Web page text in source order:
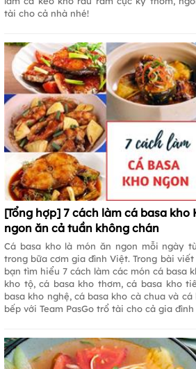
tài cho cả nhà nhé!
[Tổng hợp] 7 cách làm cá basa kho
ngon ăn cả tuần không chán
Cá basa kho là món ăn ngon mỗi ngày
trong bữa cơm gia đình Việt. Trong bài viết
bạn tìm hiểu 7 cách làm các món cá basa
kho tộ, cá basa kho thơm, cá basa kho
basa kho nghệ, cá basa kho cà chua và
bếp với Team PasGo trổ tài cho cả gia đình